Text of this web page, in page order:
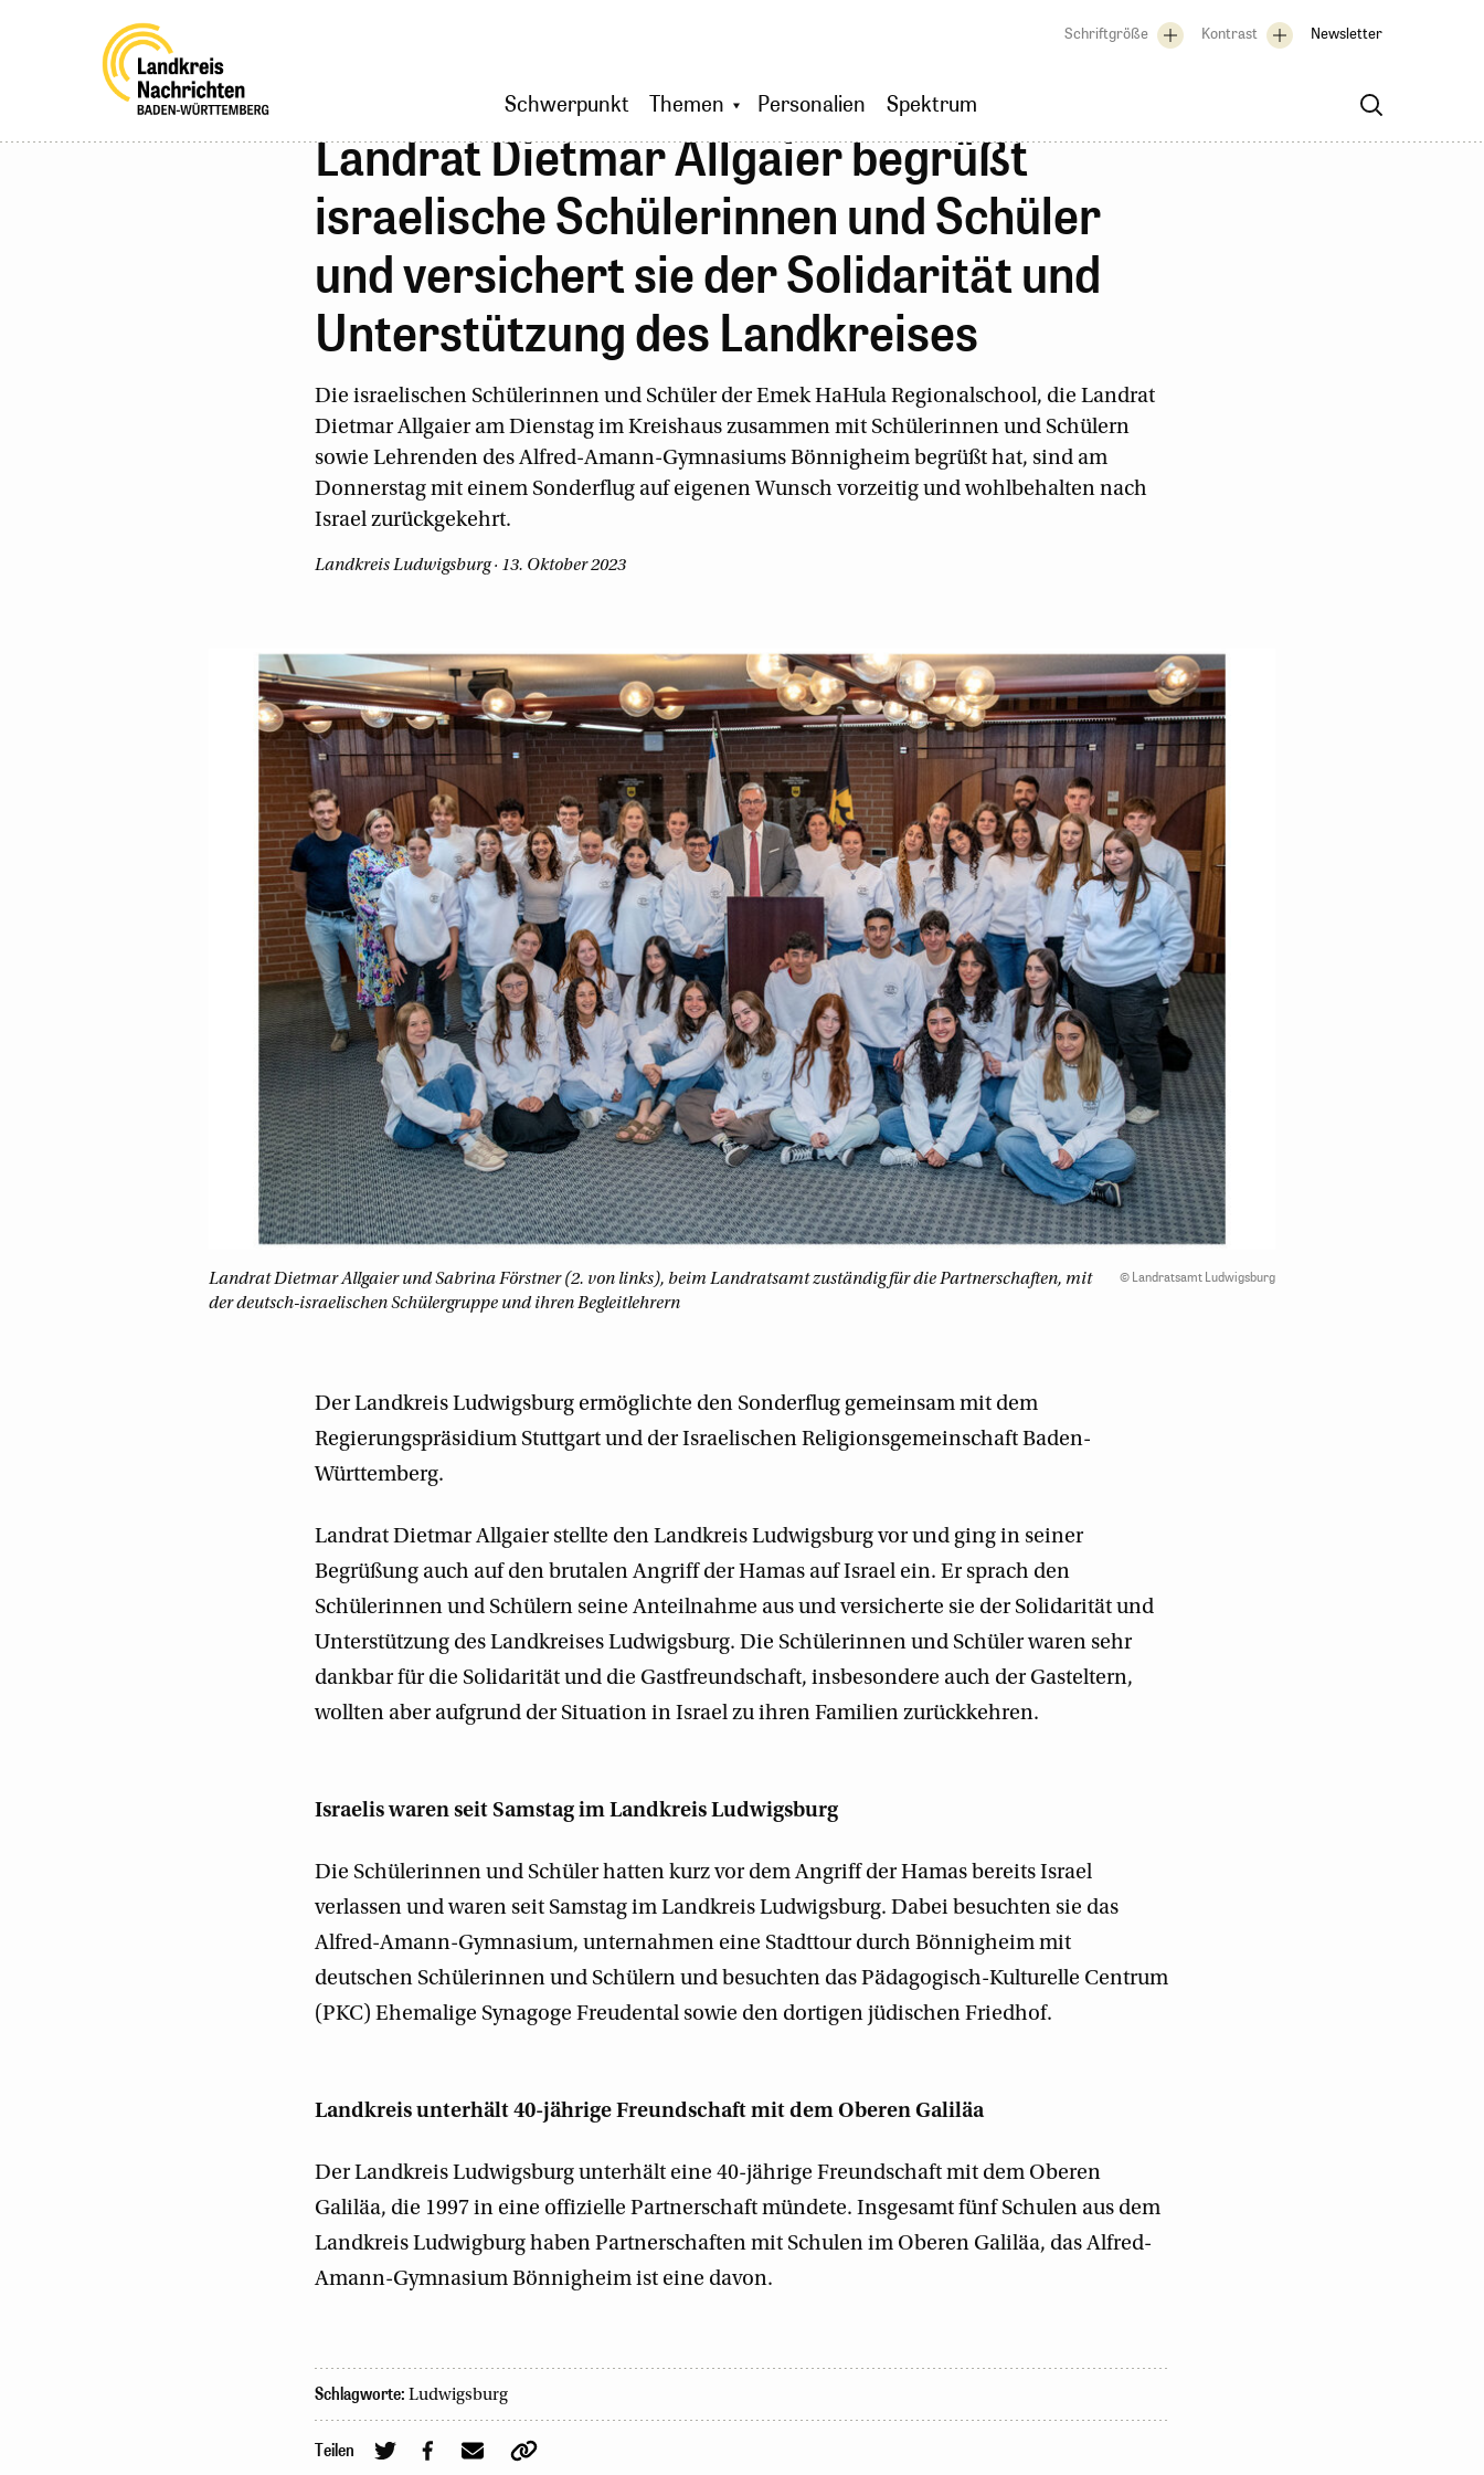
Schriftgröße Kontrast Newsletter
Schwerpunkt Themen Personalien Spektrum
Landrat Dietmar Allgaier begrüßt
israelische Schülerinnen und Schüler
und versichert sie der Solidarität und
Unterstützung des Landkreises
Die israelischen Schülerinnen und Schüler der Emek HaHula Regionalschool, die Landrat
Dietmar Allgaier am Dienstag im Kreishaus zusammen mit Schülerinnen und Schülern
sowie Lehrenden des Alfred-Amann-Gymnasiums Bönnigheim begrüßt hat, sind am
Donnerstag mit einem Sonderflug auf eigenen Wunsch vorzeitig und wohlbehalten nach
Israel zurückgekehrt.
Landkreis Ludwigsburg · 13. Oktober 2023
Landrat Dietmar Allgaier und Sabrina Förstner (2. von links), beim Landratsamt zuständig für die Partnerschaften, mit
der deutsch-israelischen Schülergruppe und ihren Begleitlehrern
© Landratsamt Ludwigsburg
Der Landkreis Ludwigsburg ermöglichte den Sonderflug gemeinsam mit dem
Regierungspräsidium Stuttgart und der Israelischen Religionsgemeinschaft Baden-
Württemberg.
Landrat Dietmar Allgaier stellte den Landkreis Ludwigsburg vor und ging in seiner
Begrüßung auch auf den brutalen Angriff der Hamas auf Israel ein. Er sprach den
Schülerinnen und Schülern seine Anteilnahme aus und versicherte sie der Solidarität und
Unterstützung des Landkreises Ludwigsburg. Die Schülerinnen und Schüler waren sehr
dankbar für die Solidarität und die Gastfreundschaft, insbesondere auch der Gasteltern,
wollten aber aufgrund der Situation in Israel zu ihren Familien zurückkehren.
Israelis waren seit Samstag im Landkreis Ludwigsburg
Die Schülerinnen und Schüler hatten kurz vor dem Angriff der Hamas bereits Israel
verlassen und waren seit Samstag im Landkreis Ludwigsburg. Dabei besuchten sie das
Alfred-Amann-Gymnasium, unternahmen eine Stadttour durch Bönnigheim mit
deutschen Schülerinnen und Schülern und besuchten das Pädagogisch-Kulturelle Centrum
(PKC) Ehemalige Synagoge Freudental sowie den dortigen jüdischen Friedhof.
Landkreis unterhält 40-jährige Freundschaft mit dem Oberen Galiläa
Der Landkreis Ludwigsburg unterhält eine 40-jährige Freundschaft mit dem Oberen
Galiläa, die 1997 in eine offizielle Partnerschaft mündete. Insgesamt fünf Schulen aus dem
Landkreis Ludwigburg haben Partnerschaften mit Schulen im Oberen Galiläa, das Alfred-
Amann-Gymnasium Bönnigheim ist eine davon.
Schlagworte: Ludwigsburg
Teilen